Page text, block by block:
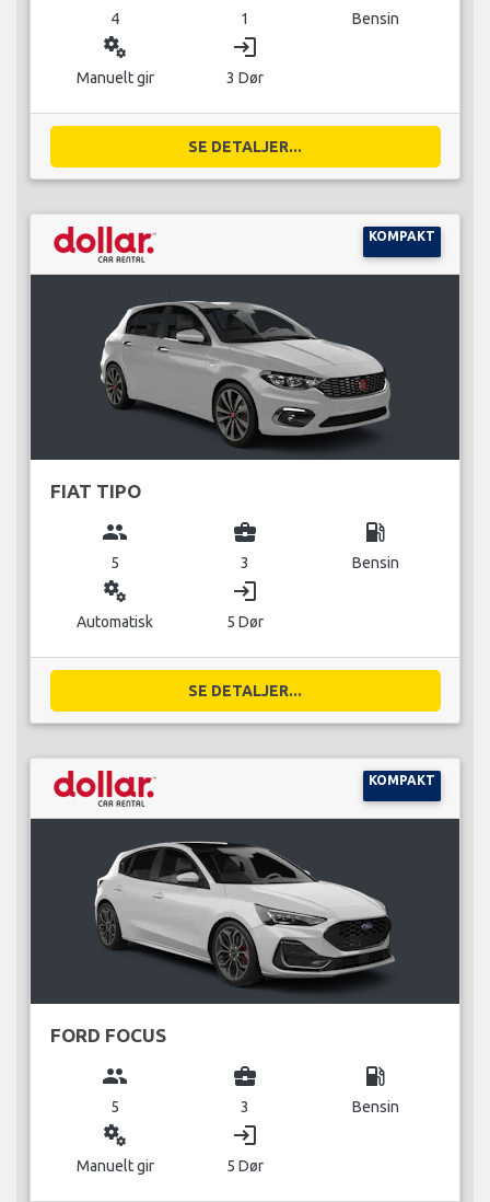
4 1 Bensin
miscellaneous_services
Manuelt gir
login
3 Dør
SE DETALJER...
KOMPAKT
FIAT TIPO
group
5
business_center
3
local_gas_station
Bensin
miscellaneous_services
Automatisk
login
5 Dør
SE DETALJER...
KOMPAKT
FORD FOCUS
group
5
business_center
3
local_gas_station
Bensin
miscellaneous_services
Manuelt gir
login
5 Dør